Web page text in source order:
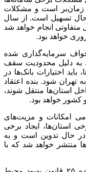
زمان‌بر است و مشکلات
حال تسهیل است. از سال
انجام خواهد شد
خواهد بود.
دلار در خواف سرمایه‌گذاری شده
به دلیل محدودیت سقف
اختیارات بانک‌ها در
تهران شود. بنده اعتقاد
استان‌ها منتقل شوند،
کشور خواهد بود.
امکانات و مزیت‌های
استان‌ها، ایجاد برخی
حال تدوین است و به
منتشر خواهد شد که با